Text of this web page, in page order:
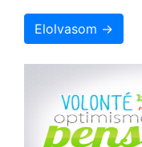
Elolvasom →